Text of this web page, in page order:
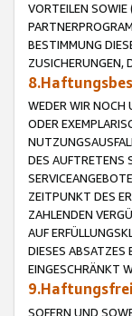
VORTEILEN SOWIE
BESTIMMUNG
ZUSICHERUNGEN,
WEDER WIR NOCH
ODER
DES AUFTRETENS
ZEITPUNKT DES
ZAHLENDEN
AUF
DIESES ABSATZES
EINGESCHRÄNKT
SOFERN UND